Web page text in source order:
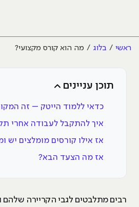
ראשי בלוג מה הוא קורס מקצועי?
תוכן עניינים
כדאי ללמוד הייטק – זה
איך להתקבל לעבודה אחרי
אז אילו קורסים מומלצים יש
אז מה הצעד הבא?
רבים מתלבטים לגבי הקריירה שלהם